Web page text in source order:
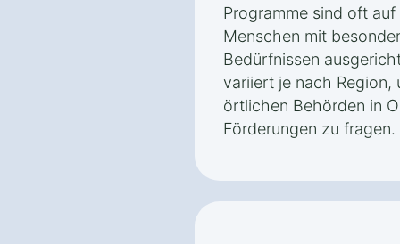
Programme sind oft
Menschen mit
Bedürfnissen
variiert je nach
örtlichen Behörden in
Förderungen zu fragen.